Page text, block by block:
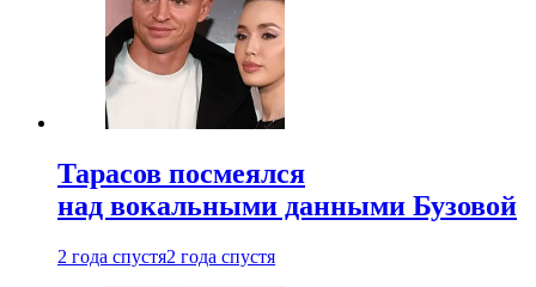
Тарасов посмеялся
над вокальными данными Бузовой
2 года спустя2 года спустя